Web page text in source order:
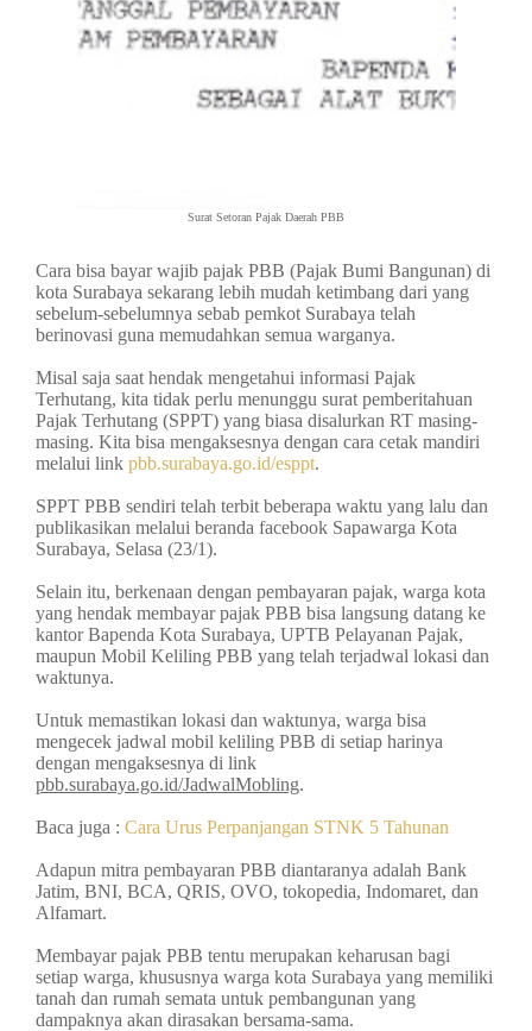
Surat Setoran Pajak Daerah PBB
Cara bisa bayar wajib pajak PBB (Pajak Bumi Bangunan) di
kota Surabaya sekarang lebih mudah ketimbang dari yang
sebelum-sebelumnya sebab pemkot Surabaya telah
berinovasi guna memudahkan semua warganya.
Misal saja saat hendak mengetahui informasi Pajak
Terhutang, kita tidak perlu menunggu surat pemberitahuan
Pajak Terhutang (SPPT) yang biasa disalurkan RT masing-
masing. Kita bisa mengaksesnya dengan cara cetak mandiri
melalui link pbb.surabaya.go.id/esppt.
SPPT PBB sendiri telah terbit beberapa waktu yang lalu dan
publikasikan melalui beranda facebook Sapawarga Kota
Surabaya, Selasa (23/1).
Selain itu, berkenaan dengan pembayaran pajak, warga kota
yang hendak membayar pajak PBB bisa langsung datang ke
kantor Bapenda Kota Surabaya, UPTB Pelayanan Pajak,
maupun Mobil Keliling PBB yang telah terjadwal lokasi dan
waktunya.
Untuk memastikan lokasi dan waktunya, warga bisa
mengecek jadwal mobil keliling PBB di setiap harinya
dengan mengaksesnya di link
pbb.surabaya.go.id/JadwalMobling.
Baca juga : Cara Urus Perpanjangan STNK 5 Tahunan
Adapun mitra pembayaran PBB diantaranya adalah Bank
Jatim, BNI, BCA, QRIS, OVO, tokopedia, Indomaret, dan
Alfamart.
Membayar pajak PBB tentu merupakan keharusan bagi
setiap warga, khususnya warga kota Surabaya yang memiliki
tanah dan rumah semata untuk pembangunan yang
dampaknya akan dirasakan bersama-sama.